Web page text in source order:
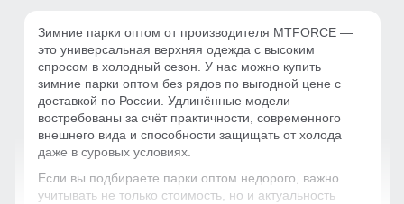
Зимние парки оптом от производителя MTFORCE —
это универсальная верхняя одежда с высоким
спросом в холодный сезон. У нас можно купить
зимние парки оптом без рядов по выгодной цене с
доставкой по России. Удлинённые модели
востребованы за счёт практичности, современного
внешнего вида и способности защищать от холода
даже в суровых условиях.
Если вы подбираете парки оптом недорого, важно
учитывать не только стоимость, но и актуальность